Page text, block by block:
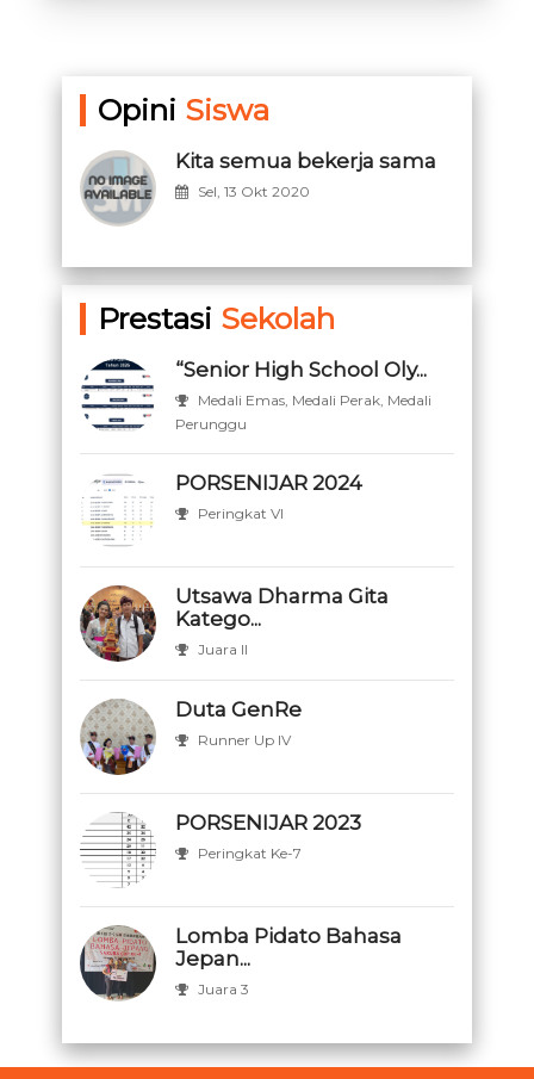
Opini Siswa
Kita semua bekerja sama
Sel, 13 Okt 2020
Prestasi Sekolah
“Senior High School Oly...
Medali Emas, Medali Perak, Medali
Perunggu
PORSENIJAR 2024
Peringkat VI
Utsawa Dharma Gita
Katego...
Juara II
Duta GenRe
Runner Up IV
PORSENIJAR 2023
Peringkat Ke-7
Lomba Pidato Bahasa
Jepan...
Juara 3